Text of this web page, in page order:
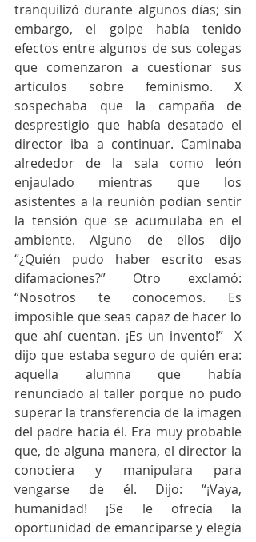
tranquilizó durante algunos días; sin
embargo, el golpe había tenido
efectos entre algunos de sus colegas
que comenzaron a cuestionar sus
artículos sobre feminismo. X
sospechaba que la campaña de
desprestigio que había desatado el
director iba a continuar. Caminaba
alrededor de la sala como león
enjaulado mientras que los
asistentes a la reunión podían sentir
la tensión que se acumulaba en el
ambiente. Alguno de ellos dijo
“¿Quién pudo haber escrito esas
difamaciones?” Otro exclamó:
“Nosotros te conocemos. Es
imposible que seas capaz de hacer lo
que ahí cuentan. ¡Es un invento!”  X
dijo que estaba seguro de quién era:
aquella alumna que había
renunciado al taller porque no pudo
superar la transferencia de la imagen
del padre hacia él. Era muy probable
que, de alguna manera, el director la
conociera y manipulara para
vengarse de él. Dijo: “¡Vaya,
humanidad! ¡Se le ofrecía la
oportunidad de emanciparse y elegía